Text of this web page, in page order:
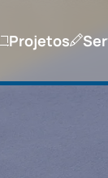
Projetos